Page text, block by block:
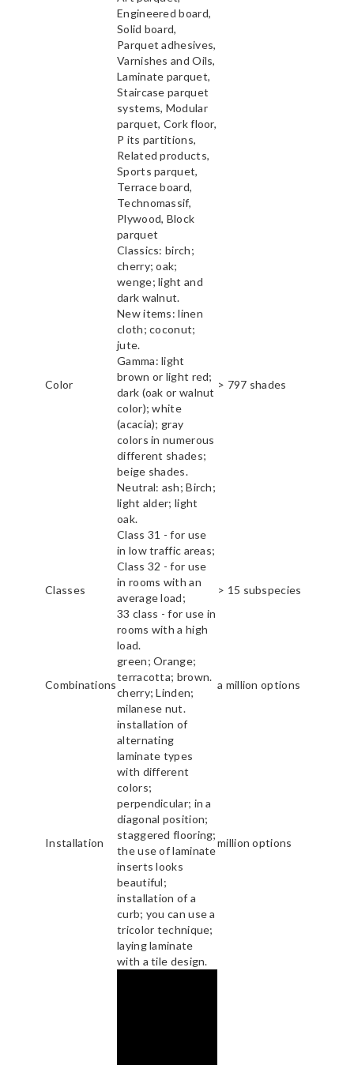
Engineered board,
Solid board,
Parquet adhesives,
Varnishes and Oils,
Laminate parquet,
Staircase parquet
systems, Modular
parquet, Cork floor,
P its partitions,
Related products,
Sports parquet,
Terrace board,
Technomassif,
Plywood, Block
parquet
Color
Classics: birch;
cherry; oak;
wenge; light and
dark walnut.
New items: linen
cloth; coconut;
jute.
Gamma: light
brown or light red;
dark (oak or walnut
color); white
(acacia); gray
colors in numerous
different shades;
beige shades.
Neutral: ash; Birch;
light alder; light
oak.
> 797 shades
Classes
Class 31 - for use
in low traffic areas;
Class 32 - for use
in rooms with an
average load;
33 class - for use in
rooms with a high
load.
> 15 subspecies
Combinations
green; Orange;
terracotta; brown.
cherry; Linden;
milanese nut.
a million options
Installation
installation of
alternating
laminate types
with different
colors;
perpendicular; in a
diagonal position;
staggered flooring;
the use of laminate
inserts looks
beautiful;
installation of a
curb; you can use a
tricolor technique;
laying laminate
with a tile design.
million options